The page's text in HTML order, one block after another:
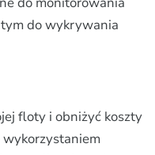
do wykrywania
floty i obniżyć koszty
wykorzystaniem